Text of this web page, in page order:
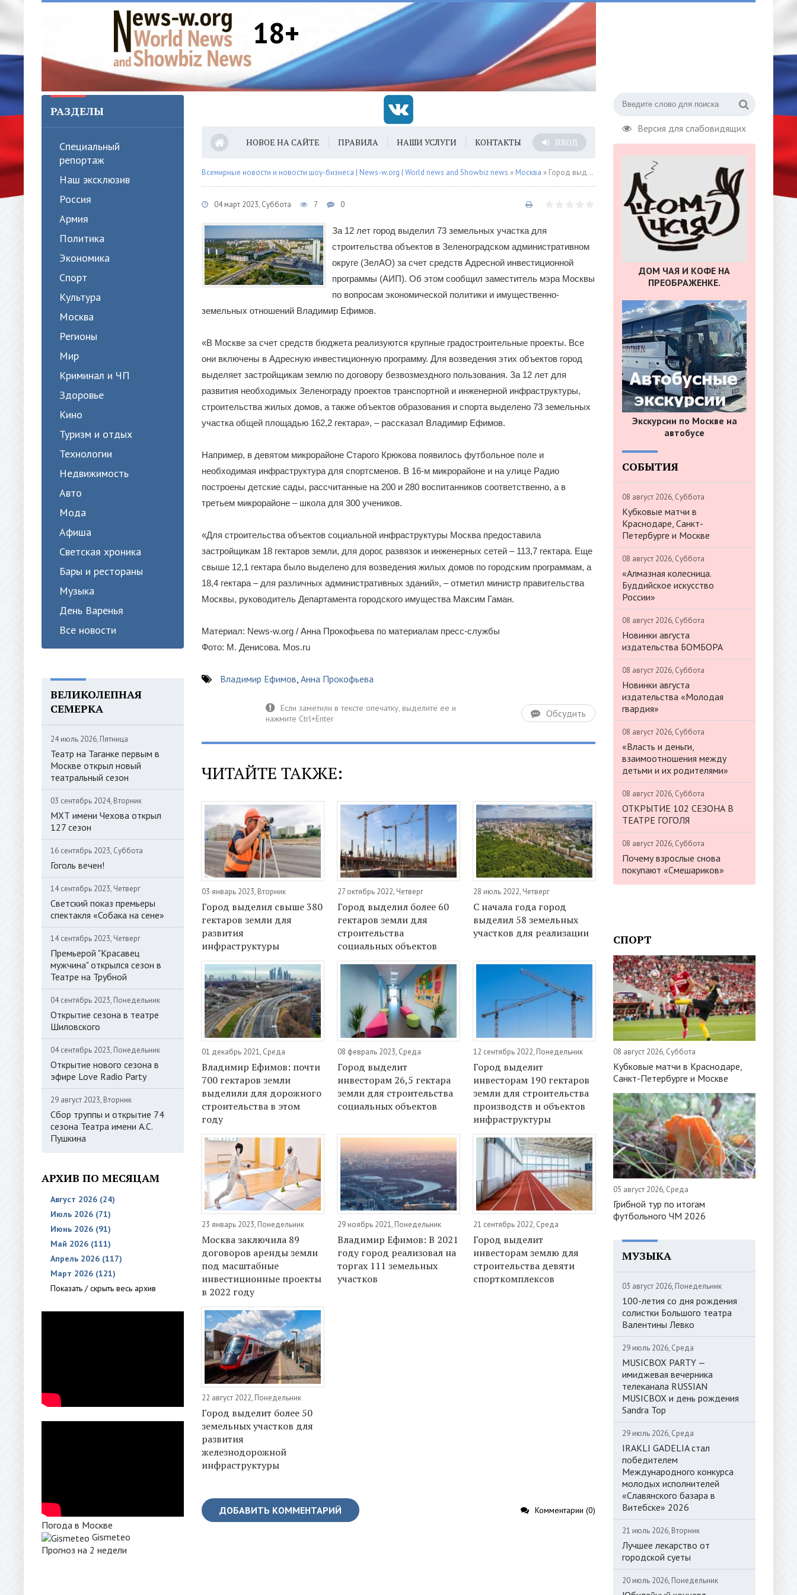
18+
Версия для слабовидящих
РАЗДЕЛЫ
Специальный
репортаж
Наш эксклюзив
Россия
Армия
Политика
Экономика
Спорт
Культура
Москва
Регионы
Мир
Криминал и ЧП
Здоровье
Кино
Туризм и отдых
Технологии
Недвижимость
Авто
Мода
Афиша
Светская хроника
Бары и рестораны
Музыка
День Варенья
Все новости
ВЕЛИКОЛЕПНАЯ
СЕМЕРКА
24 июль 2026, Пятница
Театр на Таганке первым в
Москве открыл новый
театральный сезон
03 сентябрь 2024, Вторник
МХТ имени Чехова открыл
127 сезон
16 сентябрь 2023, Суббота
Гоголь вечен!
14 сентябрь 2023, Четверг
Светский показ премьеры
спектакля «Собака на сене»
14 сентябрь 2023, Четверг
Премьерой "Красавец
мужчина" открылся сезон в
Театре на Трубной
04 сентябрь 2023, Понедельник
Открытие сезона в театре
Шиловского
04 сентябрь 2023, Понедельник
Открытие нового сезона в
эфире Love Radio Party
29 август 2023, Вторник
Сбор труппы и открытие 74
сезона Театра имени А.С.
Пушкина
АРХИВ ПО МЕСЯЦАМ
Август 2026 (24)
Июль 2026 (71)
Июнь 2026 (91)
Май 2026 (111)
Апрель 2026 (117)
Март 2026 (121)
Показать / скрыть весь архив
Погода в Москве
Gismeteo
Прогноз на 2 недели
НОВОЕ НА САЙТЕ ПРАВИЛА НАШИ УСЛУГИ КОНТАКТЫ ВХОД
Всемирные новости и новости шоу-бизнеса | News-w.org | World news and Showbiz news » Москва » Город выделил более 162 гектаров земли для строительства объектов инфраструктуры Зеленограда
04 март 2023, Суббота 7 0
За 12 лет город выделил 73 земельных участка для
строительства объектов в Зеленоградском административном
округе (ЗелАО) за счет средств Адресной инвестиционной
программы (АИП). Об этом сообщил заместитель мэра Москвы
по вопросам экономической политики и имущественно-
земельных отношений Владимир Ефимов.
«В Москве за счет средств бюджета реализуются крупные градостроительные проекты. Все
они включены в Адресную инвестиционную программу. Для возведения этих объектов город
выделяет застройщикам землю по договору безвозмездного пользования. За 12 лет для
развития необходимых Зеленограду проектов транспортной и инженерной инфраструктуры,
строительства жилых домов, а также объектов образования и спорта выделено 73 земельных
участка общей площадью 162,2 гектара», – рассказал Владимир Ефимов.
Например, в девятом микрорайоне Старого Крюкова появилось футбольное поле и
необходимая инфраструктура для спортсменов. В 16-м микрорайоне и на улице Радио
построены детские сады, рассчитанные на 200 и 280 воспитанников соответственно, а в
третьем микрорайоне – школа для 300 учеников.
«Для строительства объектов социальной инфраструктуры Москва предоставила
застройщикам 18 гектаров земли, для дорог, развязок и инженерных сетей – 113,7 гектара. Еще
свыше 12,1 гектара было выделено для возведения жилых домов по городским программам, а
18,4 гектара – для различных административных зданий», – отметил министр правительства
Москвы, руководитель Департамента городского имущества Максим Гаман.
Материал: News-w.org / Анна Прокофьева по материалам пресс-службы
Фото: М. Денисова. Mos.ru
Владимир Ефимов, Анна Прокофьева
Обсудить
ЧИТАЙТЕ ТАКЖЕ:
03 январь 2023, Вторник
Город выделил свыше 380
гектаров земли для
развития
инфраструктуры
27 октябрь 2022, Четверг
Город выделил более 60
гектаров земли для
строительства
социальных объектов
28 июль 2022, Четверг
C начала года город
выделил 58 земельных
участков для реализации
01 декабрь 2021, Среда
Владимир Ефимов: почти
700 гектаров земли
выделили для дорожного
строительства в этом
году
08 февраль 2023, Среда
Город выделит
инвесторам 26,5 гектара
земли для строительства
социальных объектов
12 сентябрь 2022, Понедельник
Город выделит
инвесторам 190 гектаров
земли для строительства
производств и объектов
инфраструктуры
23 январь 2023, Понедельник
Москва заключила 89
договоров аренды земли
под масштабные
инвестиционные проекты
в 2022 году
29 ноябрь 2021, Понедельник
Владимир Ефимов: В 2021
году город реализовал на
торгах 111 земельных
участков
21 сентябрь 2022, Среда
Город выделит
инвесторам землю для
строительства девяти
спорткомплексов
22 август 2022, Понедельник
Город выделит более 50
земельных участков для
развития
железнодорожной
инфраструктуры
ДОБАВИТЬ КОММЕНТАРИЙ Комментарии (0)
ДОМ ЧАЯ И КОФЕ НА
ПРЕОБРАЖЕНКЕ.
Экскурсии по Москве на
автобусе
СОБЫТИЯ
08 август 2026, Суббота
Кубковые матчи в
Краснодаре, Санкт-
Петербурге и Москве
08 август 2026, Суббота
«Алмазная колесница.
Буддийское искусство
России»
08 август 2026, Суббота
Новинки августа
издательства БОМБОРА
08 август 2026, Суббота
Новинки августа
издательства «Молодая
гвардия»
08 август 2026, Суббота
«Власть и деньги,
взаимоотношения между
детьми и их родителями»
08 август 2026, Суббота
ОТКРЫТИЕ 102 СЕЗОНА В
ТЕАТРЕ ГОГОЛЯ
08 август 2026, Суббота
Почему взрослые снова
покупают «Смешариков»
СПОРТ
08 август 2026, Суббота
Кубковые матчи в Краснодаре,
Санкт-Петербурге и Москве
05 август 2026, Среда
Грибной тур по итогам
футбольного ЧМ 2026
МУЗЫКА
03 август 2026, Понедельник
100-летия со дня рождения
солистки Большого театра
Валентины Левко
29 июль 2026, Среда
MUSICBOX PARTY —
имиджевая вечерника
телеканала RUSSIAN
MUSICBOX и день рождения
Sandra Top
29 июль 2026, Среда
IRAKLI GADELIA стал
победителем
Международного конкурса
молодых исполнителей
«Славянского базара в
Витебске» 2026
21 июль 2026, Вторник
Лучшее лекарство от
городской суеты
20 июль 2026, Понедельник